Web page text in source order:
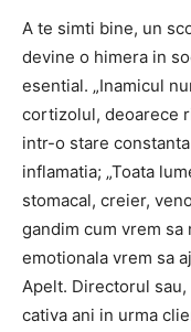
A te simti bine, un
devine o himera in
esential. „Inamicul
cortizolul, deoarece
intr-o stare
inflamatia; „Toata
stomacal, creier,
gandim cum vrem
emotionala vrem sa
Apelt. Directorul
cativa ani in urma